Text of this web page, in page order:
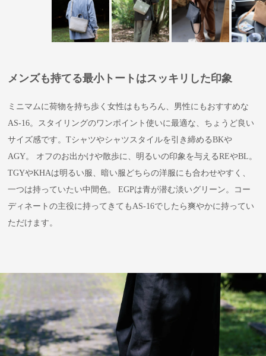
メンズも持てる最小トートはスッキリした印象
ミニマムに荷物を持ち歩く女性はもちろん、男性にもおすすめな
AS-16。スタイリングのワンポイント使いに最適な、ちょうど良い
サイズ感です。Tシャツやシャツスタイルを引き締めるBKや
AGY。 オフのお出かけや散歩に、明るいの印象を与えるREやBL。
TGYやKHAは明るい服、暗い服どちらの洋服にも合わせやすく、
一つは持っていたい中間色。 EGPは青が潜む淡いグリーン。コー
ディネートの主役に持ってきてもAS-16でしたら爽やかに持ってい
ただけます。